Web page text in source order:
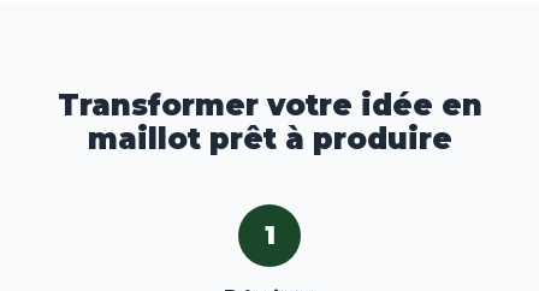
Transformer votre idée en
maillot prêt à produire
1